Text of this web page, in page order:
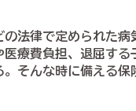
法律で定められた
療費負担、退屈す
。そんな時に備える保